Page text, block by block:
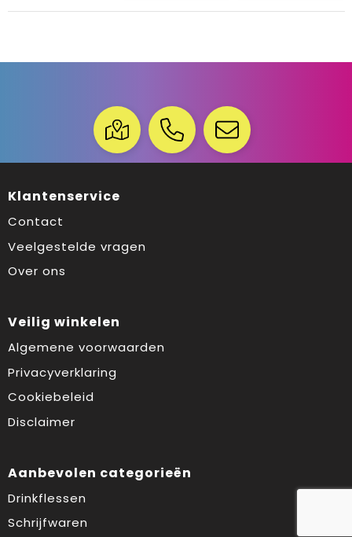
Klantenservice
Contact
Veelgestelde vragen
Over ons
Veilig winkelen
Algemene voorwaarden
Privacyverklaring
Cookiebeleid
Disclaimer
Aanbevolen categorieën
Drinkflessen
Schrijfwaren